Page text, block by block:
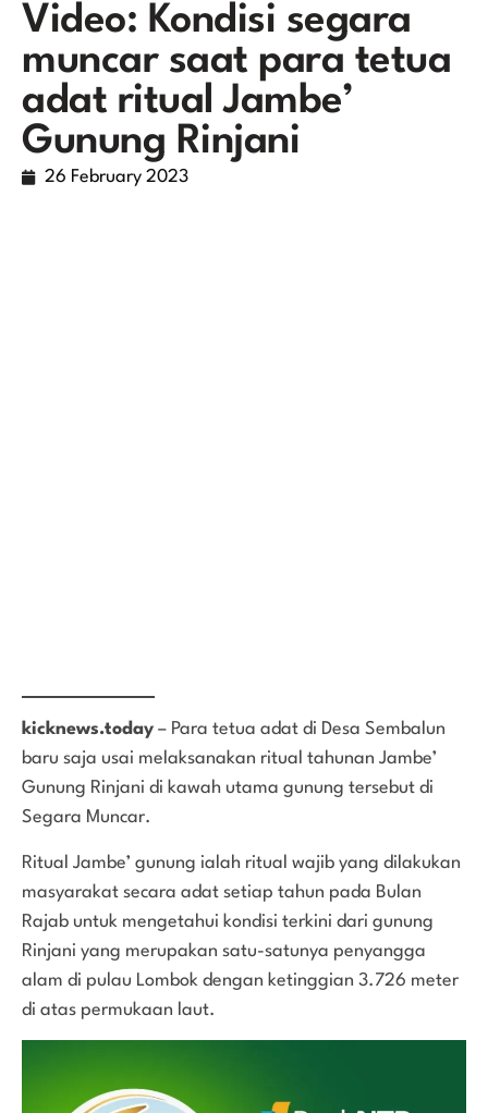
Video: Kondisi segara
muncar saat para tetua
adat ritual Jambe’
Gunung Rinjani
26 February 2023
kicknews.today – Para tetua adat di Desa Sembalun
baru saja usai melaksanakan ritual tahunan Jambe’
Gunung Rinjani di kawah utama gunung tersebut di
Segara Muncar.
Ritual Jambe’ gunung ialah ritual wajib yang dilakukan
masyarakat secara adat setiap tahun pada Bulan
Rajab untuk mengetahui kondisi terkini dari gunung
Rinjani yang merupakan satu-satunya penyangga
alam di pulau Lombok dengan ketinggian 3.726 meter
di atas permukaan laut.